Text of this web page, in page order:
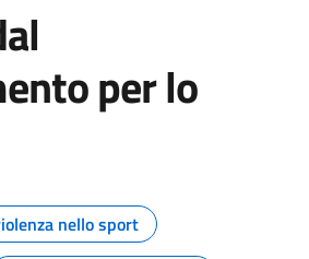
per lo
della pagina
nello sport